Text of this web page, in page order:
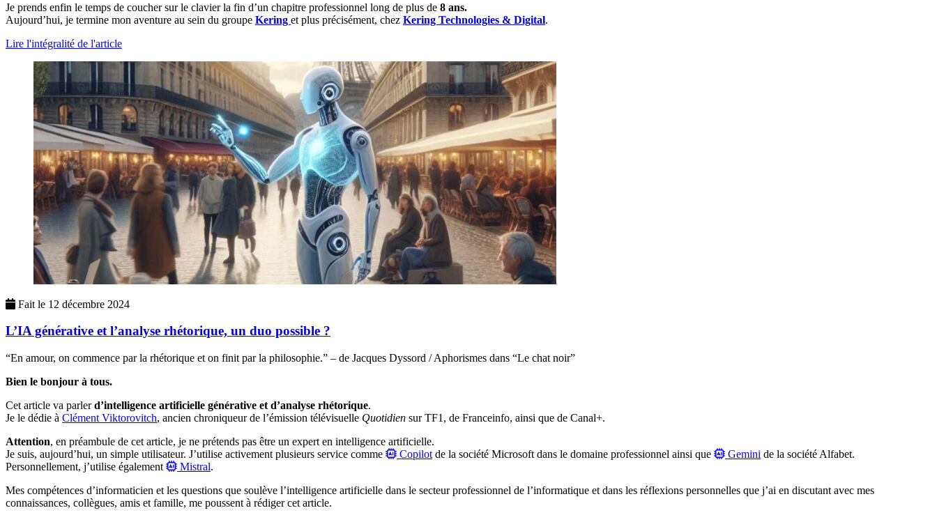
Je prends enfin le temps de coucher sur le clavier la fin d’un chapitre professionnel long de plus de 8 ans.
Aujourd’hui, je termine mon aventure au sein du groupe Kering et plus précisément, chez Kering Technologies & Digital.
Lire l'intégralité de l'article
Fait le 12 décembre 2024
L’IA générative et l’analyse rhétorique, un duo possible ?
“En amour, on commence par la rhétorique et on finit par la philosophie.” – de Jacques Dyssord / Aphorismes dans “Le chat noir”
Bien le bonjour à tous.
Cet article va parlerd’intelligence artificielle générative et d’analyse rhétorique.
Je le dédie à Clément Viktorovitch, ancien chroniqueur de l’émission télévisuelle Quotidien sur TF1, de Franceinfo, ainsi que de Canal+.
Attention, en préambule de cet article, je ne prétends pas être un expert en intelligence artificielle.
Je suis, aujourd’hui, un simple utilisateur. J’utilise activement plusieurs service comme
Copilot de la société Microsoft dans le domaine professionnel ainsi que Gemini de la société Alfabet.
Personnellement, j’utilise également
Mistral.
Mes compétences d’informaticien et les questions que soulève l’intelligence artificielle dans le secteur professionnel de l’informatique et dans les réflexions personnelles que j’ai en discutant avec mes
connaissances, collègues, amis et famille, me poussent à rédiger cet article.